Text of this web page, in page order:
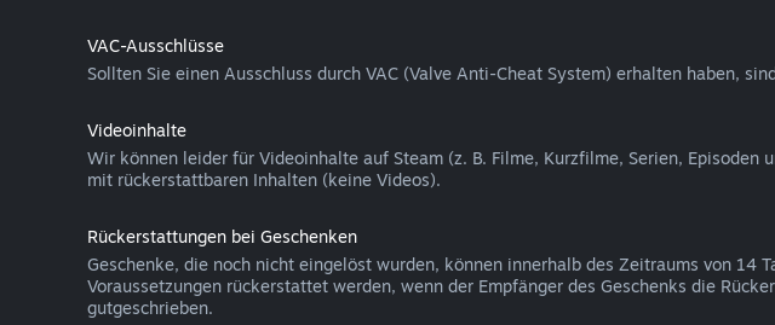
VAC-Ausschlüsse
Sollten Sie einen Ausschluss durch VAC (Valve Anti-Cheat System) erhalten haben,
Videoinhalte
Wir können leider für Videoinhalte auf Steam (z. B. Filme, Kurzfilme, Serien,
mit rückerstattbaren Inhalten (keine Videos).
Rückerstattungen bei Geschenken
Geschenke, die noch nicht eingelöst wurden, können innerhalb des Zeitraums von
Voraussetzungen rückerstattet werden, wenn der Empfänger des Geschenks die
gutgeschrieben.